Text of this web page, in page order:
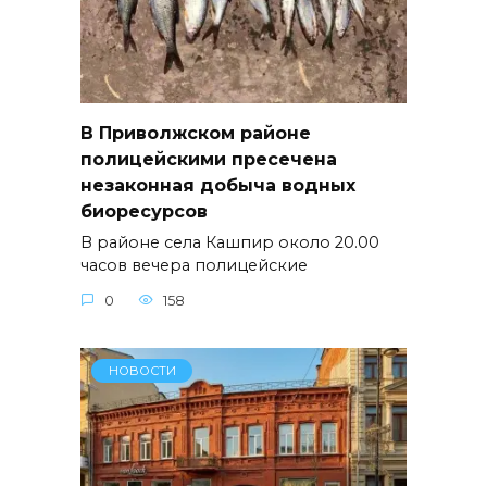
В Приволжском районе
полицейскими пресечена
незаконная добыча водных
биоресурсов
В районе села Кашпир около 20.00
часов вечера полицейские
0 158
НОВОСТИ